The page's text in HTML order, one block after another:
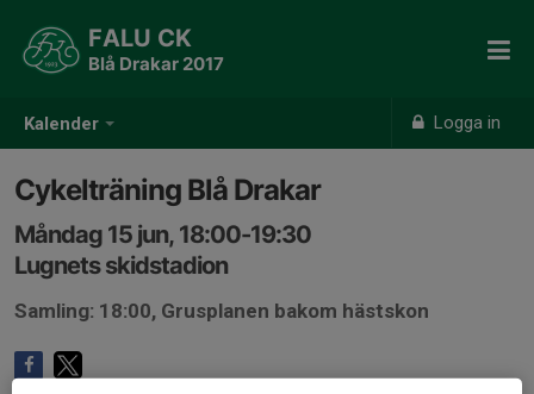
Kalender Logga in
FALU CK
Blå Drakar 2017
Cykelträning Blå Drakar
Måndag 15 jun, 18:00-19:30
Lugnets skidstadion
Samling: 18:00, Grusplanen bakom hästskon